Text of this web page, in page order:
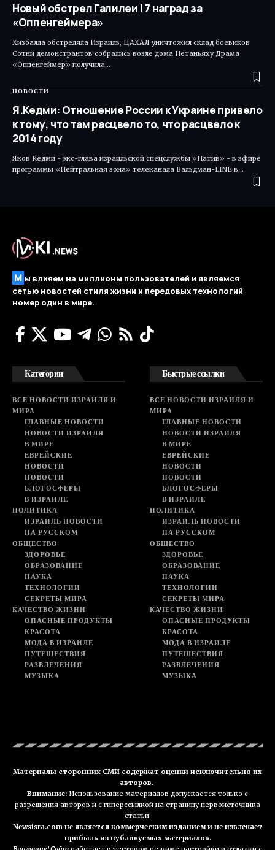
Новый обстрел Галилеи | 7 наград за
«Оппенгеймера»
Хизбалла обстреляла Израиль, ЦАХАЛ уничтожил склад боевиков
Сотни демонстрантов собрались возле дома Нетаньяху Драма
«Оппенгеймер» получила…
НОВОСТИ
Я.Кедми: Отношение России к Украине привело
к тому, что там расцвело то, что расцвело к
2014 году
Яков Кедми - экс-глава израильской спецслужбы «Натив» - в эфире
программы «Нейтральная зона» телеканала Вальдман-LINE в…
М ы влияем на миллионы пользователей и являемся
сетью новостей стиля жизни и передовых технологий
номер один в мире.
Категории
ВСЕ НОВОСТИ ИЗРАИЛЯ И
МИРА
ГЛАВНЫЕ НОВОСТИ
НОВОСТИ ИЗРАИЛЯ
В МИРЕ
ЕВРЕЙСКИЕ
НОВОСТИ
НОВОСТИ
БЛОГОСФЕРЫ
В ИЗРАИЛЕ
ПОЛИТИКА
ИЗРАИЛЬ НОВОСТИ
НА РУССКОМ
ОБЩЕСТВО
ЗДОРОВЬЕ
ОБРАЗОВАНИЕ
НАУКА
ТЕХНОЛОГИИ
СЕКРЕТЫ МИРА
КАЧЕСТВО ЖИЗНИ
ОПАСНЫЕ ПРОДУКТЫ
КРАСОТА
МОДА В ИЗРАИЛЕ
ПУТЕШЕСТВИЯ
РАЗВЛЕЧЕНИЯ
МУЗЫКА
Быстрые ссылки
ВСЕ НОВОСТИ ИЗРАИЛЯ И
МИРА
ГЛАВНЫЕ НОВОСТИ
НОВОСТИ ИЗРАИЛЯ
В МИРЕ
ЕВРЕЙСКИЕ
НОВОСТИ
НОВОСТИ
БЛОГОСФЕРЫ
В ИЗРАИЛЕ
ПОЛИТИКА
ИЗРАИЛЬ НОВОСТИ
НА РУССКОМ
ОБЩЕСТВО
ЗДОРОВЬЕ
ОБРАЗОВАНИЕ
НАУКА
ТЕХНОЛОГИИ
СЕКРЕТЫ МИРА
КАЧЕСТВО ЖИЗНИ
ОПАСНЫЕ ПРОДУКТЫ
КРАСОТА
МОДА В ИЗРАИЛЕ
ПУТЕШЕСТВИЯ
РАЗВЛЕЧЕНИЯ
МУЗЫКА
Материалы сторонних СМИ содержат оценки исключительно их
авторов.
Внимание: Использование материалов допускается только с
разрешения авторов и с гиперссылкой на страницу первоисточника
статьи.
Newsisra.com не является коммерческим изданием и не извлекает
прибыль из публикуемых материалов.